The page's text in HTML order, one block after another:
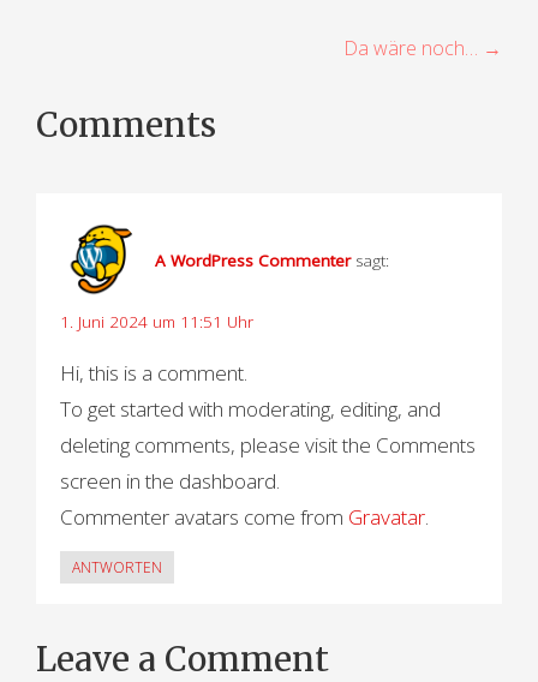
i
n
a
Da wäre noch… →
Comments
A WordPress Commenter sagt:
1. Juni 2024 um 11:51 Uhr
Hi, this is a comment.
To get started with moderating, editing, and
deleting comments, please visit the Comments
screen in the dashboard.
Commenter avatars come from Gravatar.
ANTWORTEN
Leave a Comment